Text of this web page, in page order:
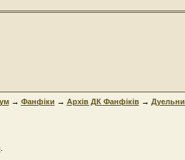
→ Фанфіки → Архів ДК Фанфіків→
.